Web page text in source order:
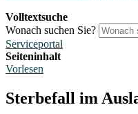
Volltextsuche
Wonach suchen Sie?
Serviceportal
Seiteninhalt
Vorlesen
Sterbefall im